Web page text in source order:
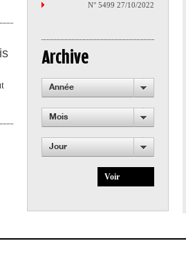
N° 5499 27/10/2022
Archive
Année
Mois
Jour
Voir